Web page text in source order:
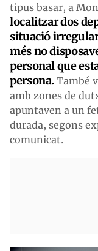
tipus basar, a
localitzar dos
situació
més no
personal que
persona. També
amb zones de
apuntaven a un
durada, segons
comunicat.